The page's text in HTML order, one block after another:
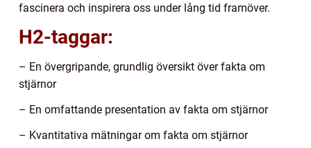
fascinera och inspirera oss under lång tid framöver.
H2-taggar:
– En övergripande, grundlig översikt över fakta om
stjärnor
– En omfattande presentation av fakta om stjärnor
– Kvantitativa mätningar om fakta om stjärnor